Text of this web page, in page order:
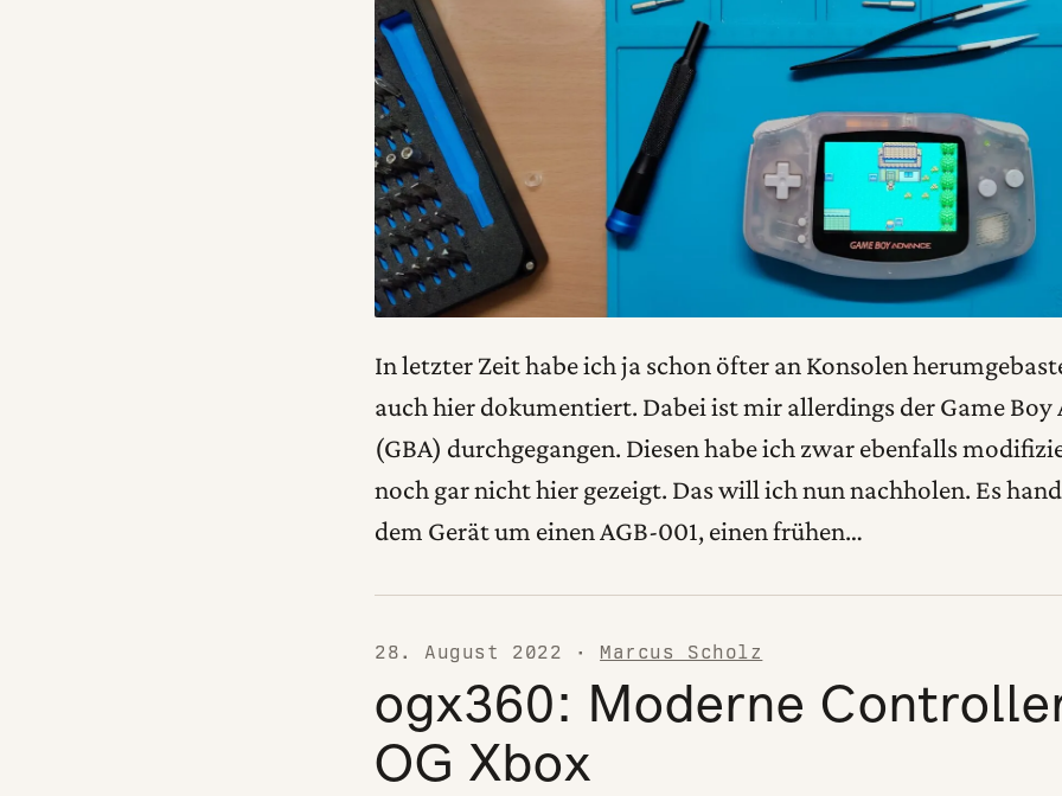
In letzter Zeit habe ich ja schon öfter an Konsolen
auch hier dokumentiert. Dabei ist mir allerdings der Game Boy
(GBA) durchgegangen. Diesen habe ich zwar ebenfalls
noch gar nicht hier gezeigt. Das will ich nun nachholen. Es
dem Gerät um einen AGB-001, einen frühen…
28. August 2022 · Marcus Scholz
ogx360: Moderne
OG Xbox